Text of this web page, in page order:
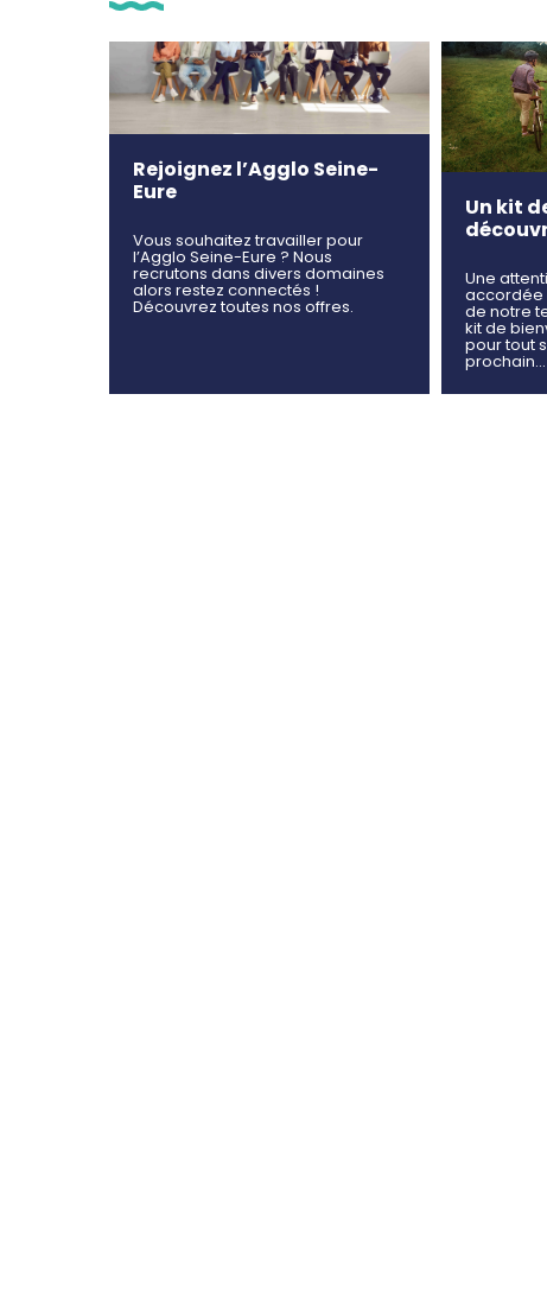
Rejoignez l’Agglo Seine-
Eure
Vous souhaitez travailler pour
l’Agglo Seine-Eure ? Nous
recrutons dans divers domaines
alors restez connectés !
Découvrez toutes nos offres.
Un kit
Une
accordée
de notre
kit de
pour tout
prochain…